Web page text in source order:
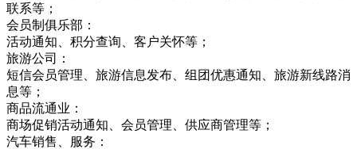
联系等；
会员制俱乐部：
活动通知、积分查询、客户关怀等；
旅游公司：
短信会员管理、旅游信息发布、组团优惠通知、旅游新线路消
息等；
商品流通业：
商场促销活动通知、会员管理、供应商管理等；
汽车销售、服务：